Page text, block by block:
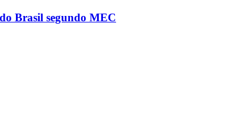
Brasil segundo MEC